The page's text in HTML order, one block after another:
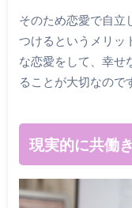
そのため恋愛で自立
つけるというメリッ
な恋愛をして、幸せ
ることが大切なので
現実的に共働